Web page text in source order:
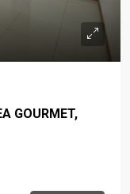
GOURMET,